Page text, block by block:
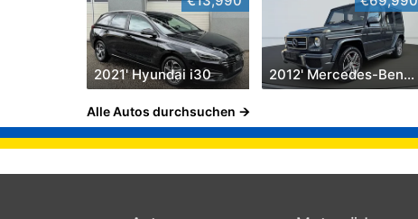
2021' Hyundai i30 2012' Mercedes-Benz G-Klasse
Alle Autos durchsuchen